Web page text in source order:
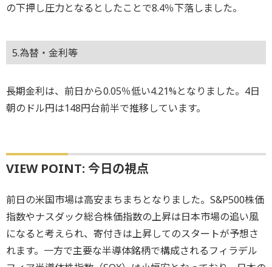
の下押し圧力となるとしたことで8.4％下落しました。
5.為替・金利等
長期金利は、前日から0.05％低い4.21%となりました。4日
朝のドル円は148円台前半で推移しています。
VIEW POINT: 今日の視点
前日の米国市場は高安まちまちとなりました。S&P500株価
指数やナスダック総合株価指数の上昇は日本市場の追い風
になると考えられ、寄付きは上昇してのスタートが予想さ
れます。一方で主要な半導体銘柄で構成されるフィラデル